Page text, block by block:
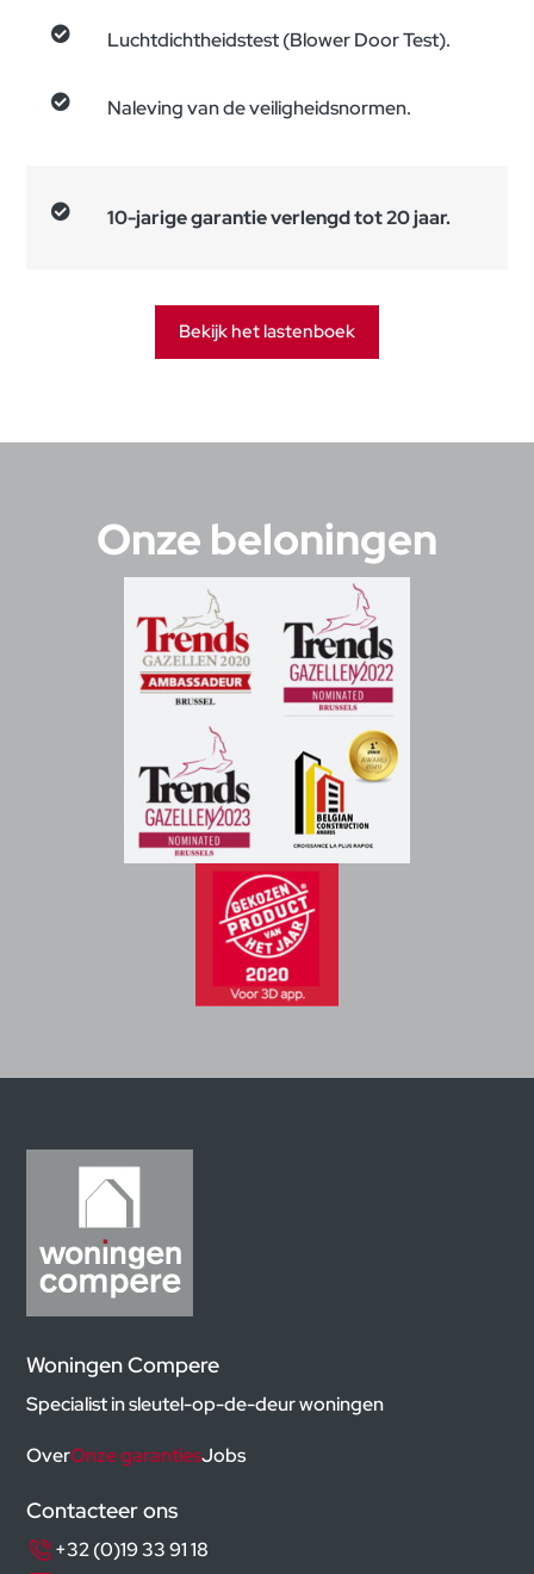
 Luchtdichtheidstest (Blower Door Test).
 Naleving van de veiligheidsnormen.
 10-jarige garantie verlengd tot 20 jaar.
Bekijk het lastenboek
Onze beloningen
Woningen Compere
Specialist in sleutel-op-de-deur woningen
OverOnze garantiesJobs
Contacteer ons
+32 (0)19 33 91 18